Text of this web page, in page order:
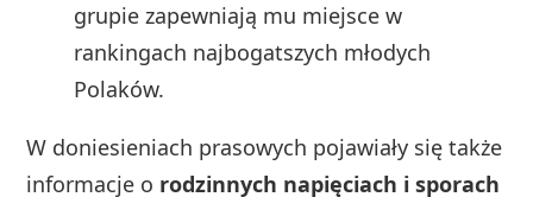
grupie zapewniają mu miejsce w
rankingach najbogatszych młodych
Polaków.
W doniesieniach prasowych pojawiały się także
informacje o rodzinnych napięciach i sporach